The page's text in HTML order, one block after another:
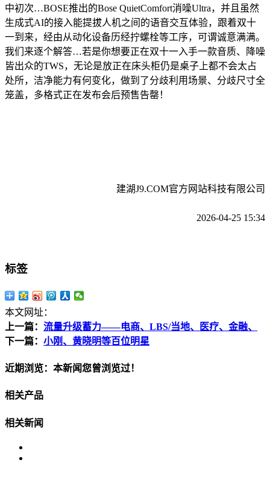
中初次…BOSE推出的Bose QuietComfort消噪Ultra，并且虽然
生成式AI的接入能提拔人机之间的语音交互体验，跟着双十
一到来，经由从动化设备历经拧螺栓等工序，可谓诚意满满。
我们来逐个解答…若是你想要正在双十一入手一款音质、降噪
皆出众的TWS，无论是放正在床头柜仍是桌子上都不会太占
处所，洁净能力有何变化，做到了分歧利用场景、分歧尺寸全
笼盖，多格式正在发布会后预售告罄！
建湖J9.COM官方网站科技有限公司
2026-04-25 15:34
标签
本文网址：
上一篇： 流量升级蓄力——电商、LBS/当地、医疗、金融、
下一篇： 小刚、黄晓明等百位明星
近期浏览：本新闻您曾浏览过！
相关产品
相关新闻